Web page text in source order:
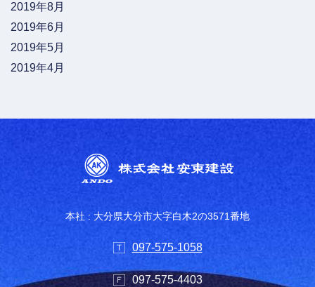
2019年8月
2019年6月
2019年5月
2019年4月
本社 : 大分県大分市大字白木2の3571番地
097-575-1058
097-575-4403